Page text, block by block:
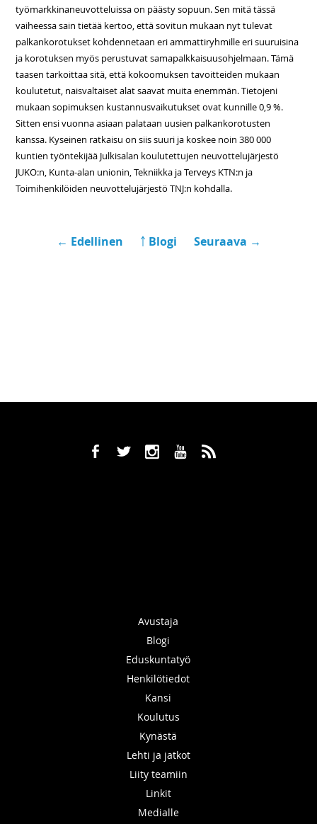
työmarkkinaneuvotteluissa on päästy sopuun. Sen mitä tässä
vaiheessa sain tietää kertoo, että sovitun mukaan nyt tulevat
palkankorotukset kohdennetaan eri ammattiryhmille eri suuruisina
ja korotuksen myös perustuvat samapalkkaisuusohjelmaan. Tämä
taasen tarkoittaa sitä, että kokoomuksen tavoitteiden mukaan
koulutetut, naisvaltaiset alat saavat muita enemmän. Tietojeni
mukaan sopimuksen kustannusvaikutukset ovat kunnille 0,9 %.
Sitten ensi vuonna asiaan palataan uusien palkankorotusten
kanssa. Kyseinen ratkaisu on siis suuri ja koskee noin 380 000
kuntien työntekijää Julkisalan koulutettujen neuvottelujärjestö
JUKO:n, Kunta-alan unionin, Tekniikka ja Terveys KTN:n ja
Toimihenkilöiden neuvottelujärjestö TNJ:n kohdalla.
← Edellinen ￪ Blogi Seuraava →
b a x r ,
Avustaja
Blogi
Eduskuntatyö
Henkilötiedot
Kansi
Koulutus
Kynästä
Lehti ja jatkot
Liity teamiin
Linkit
Medialle